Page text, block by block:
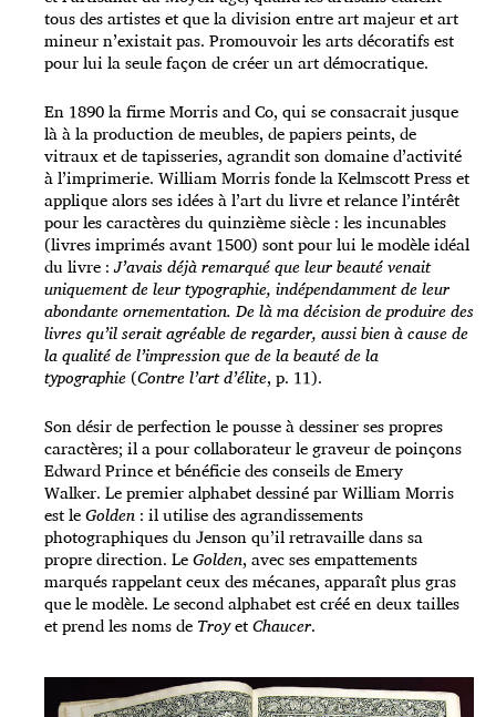
tous des artistes et que la division entre art majeur et art
mineur n’existait pas. Promouvoir les arts décoratifs est
pour lui la seule façon de créer un art démocratique.
En 1890 la firme Morris and Co, qui se consacrait jusque
là à la production de meubles, de papiers peints, de
vitraux et de tapisseries, agrandit son domaine d’activité
à l’imprimerie. William Morris fonde la Kelmscott Press et
applique alors ses idées à l’art du livre et relance l’intérêt
pour les caractères du quinzième siècle : les incunables
(livres imprimés avant 1500) sont pour lui le modèle idéal
du livre : J’avais déjà remarqué que leur beauté venait
uniquement de leur typographie, indépendamment de leur
abondante ornementation. De là ma décision de produire des
livres qu’il serait agréable de regarder, aussi bien à cause de
la qualité de l’impression que de la beauté de la
typographie (Contre l’art d’élite, p. 11).
Son désir de perfection le pousse à dessiner ses propres
caractères; il a pour collaborateur le graveur de poinçons
Edward Prince et bénéficie des conseils de Emery
Walker. Le premier alphabet dessiné par William Morris
est leGolden : il utilise des agrandissements
photographiques du Jenson qu’il retravaille dans sa
propre direction. LeGolden, avec ses empattements
marqués rappelant ceux des mécanes, apparaît plus gras
que le modèle. Le second alphabet est créé en deux tailles
et prend les noms de TroyetChaucer.